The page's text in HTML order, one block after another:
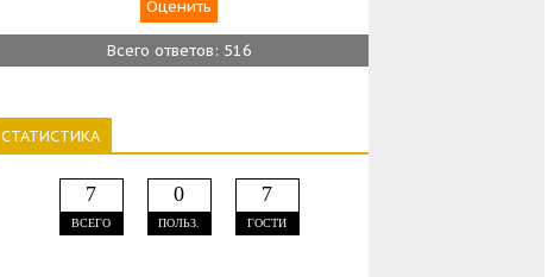
Всего ответов: 516
СТАТИСТИКА
7
ВСЕГО
0
ПОЛЬЗ.
7
ГОСТИ